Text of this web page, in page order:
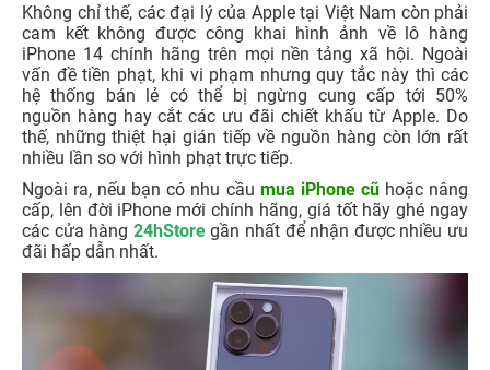
Không chỉ thế, các đại lý của Apple tại Việt Nam còn phải
cam kết không được công khai hình ảnh về lô hàng
iPhone 14 chính hãng trên mọi nền tảng xã hội. Ngoài
vấn đề tiền phạt, khi vi phạm nhưng quy tắc này thì các
hệ thống bán lẻ có thể bị ngừng cung cấp tới 50%
nguồn hàng hay cắt các ưu đãi chiết khấu từ Apple. Do
thế, những thiệt hại gián tiếp về nguồn hàng còn lớn rất
nhiều lần so với hình phạt trực tiếp.
Ngoài ra, nếu bạn có nhu cầu mua iPhone cũhoặc nâng
cấp, lên đời iPhone mới chính hãng, giá tốt hãy ghé ngay
các cửa hàng 24hStore gần nhất để nhận được nhiều ưu
đãi hấp dẫn nhất.